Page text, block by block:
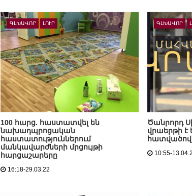
ԳԼԽԱՎՈՐ ԼՈՒՐ
100 հարց. հաստատվել են
նախադպրոցական
հաստատություններում
մանկավարժների մրցույթի
հարցաշարերը
16:18-29.03.22
ԳԼԽԱՎՈՐ
Ծանրորդ
վրաերթի է
հատվածով
10:55-